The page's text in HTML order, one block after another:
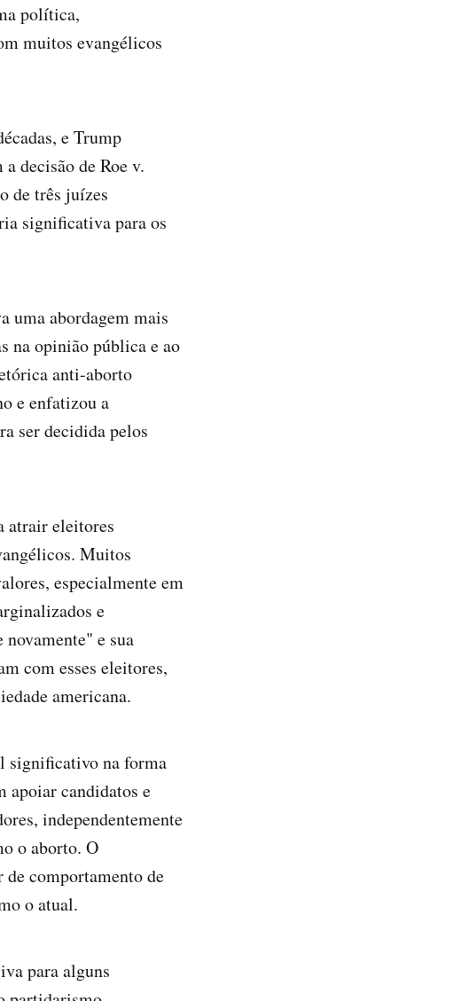
política,
muitos evangélicos
e Trump
decisão de Roe v.
de três juízes
significativa para os
uma abordagem mais
na opinião pública e ao
anti-aborto
e enfatizou a
ser decidida pelos
atrair eleitores
Muitos
especialmente em
e
e sua
com esses eleitores,
americana.
significativo na forma
apoiar candidatos e
independentemente
o aborto. O
comportamento de
o atual.
para alguns